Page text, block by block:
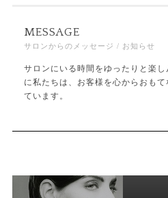
MESSAGE
サロンからのメッセージ / お知らせ
サロンにいる時間をゆったりと楽
に私たちは、お客様を心からおも
ています。